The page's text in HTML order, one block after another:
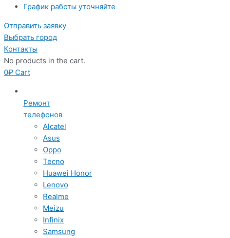
График работы уточняйте
Отправить заявку
Выбрать город
Контакты
No products in the cart.
0₽ Cart
Ремонт
телефонов
Alcatel
Asus
Oppo
Tecno
Huawei Honor
Lenovo
Realme
Meizu
Infinix
Samsung